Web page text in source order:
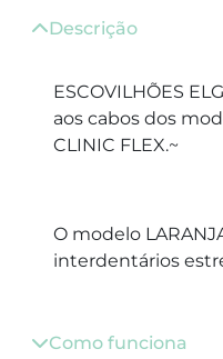
Descrição
ESCOVILHÕES
aos cabos dos
CLINIC FLEX.~
O modelo
interdentários
Como funciona